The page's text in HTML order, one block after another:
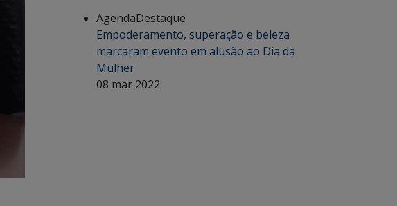
AgendaDestaque
Empoderamento, superação e beleza
marcaram evento em alusão ao Dia da
Mulher
08 mar 2022